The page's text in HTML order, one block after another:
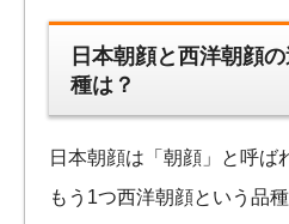
日本朝顔と西洋朝顔
種は？
日本朝顔は「朝顔」と呼ば
もう1つ西洋朝顔という品種